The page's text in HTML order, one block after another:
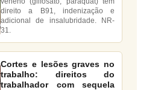
direito a B91, indenização e
adicional de insalubridade. NR-
31.
Cortes e lesões graves no
trabalho: direitos do
trabalhador com sequela